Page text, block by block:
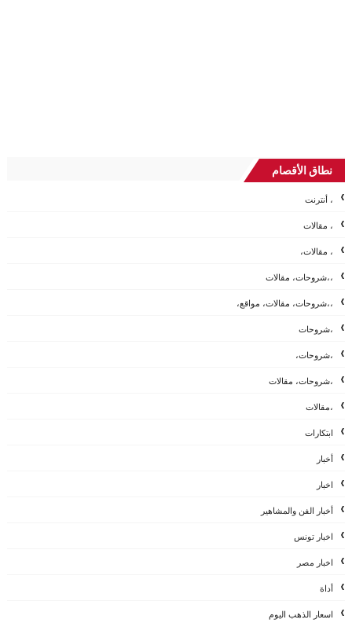
نطاق الأقصام
، أنترنت
، مقالات
، مقالات،
،،شروحات، مقالات
،،شروحات، مقالات، مواقع،
،شروحات
،شروحات،
،شروحات، مقالات
،مقالات
ابتكارات
أخبار
اخبار
أخبار الفن والمشاهير
اخبار تونس
اخبار مصر
أداة
اسعار الذهب اليوم